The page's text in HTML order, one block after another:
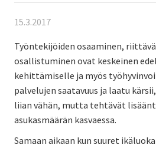
15.3.2017
Työntekijöiden osaaminen,
osallistuminen ovat keskeinen
kehittämiselle ja myös
palvelujen saatavuus ja laatu
liian vähän, mutta tehtävät
asukasmäärän kasvaessa.
Samaan aikaan kun suuret